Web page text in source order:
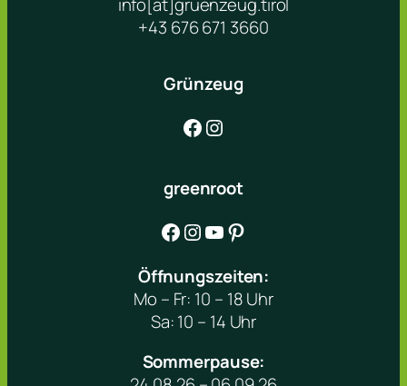
+43 676 671 3660
Grünzeug
Facebook Instagram
greenroot
Facebook Instagram YouTube Pinterest
Öffnungszeiten:
Mo – Fr: 10 – 18 Uhr
Sa: 10 – 14 Uhr
Sommerpause: